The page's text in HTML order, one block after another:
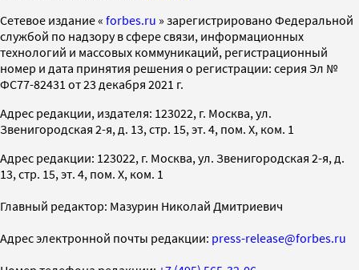
Cетевое издание « forbes.ru » зарегистрировано Федеральной
службой по надзору в сфере связи, информационных
технологий и массовых коммуникаций, регистрационный
номер и дата принятия решения о регистрации: серия Эл №
ФС77-82431 от 23 декабря 2021 г.
Адрес редакции, издателя: 123022, г. Москва, ул.
Звенигородская 2-я, д. 13, стр. 15, эт. 4, пом. X, ком. 1
Адрес редакции: 123022, г. Москва, ул. Звенигородская 2-я, д.
13, стр. 15, эт. 4, пом. X, ком. 1
Главный редактор: Мазурин Николай Дмитриевич
Адрес электронной почты редакции: press-release@forbes.ru